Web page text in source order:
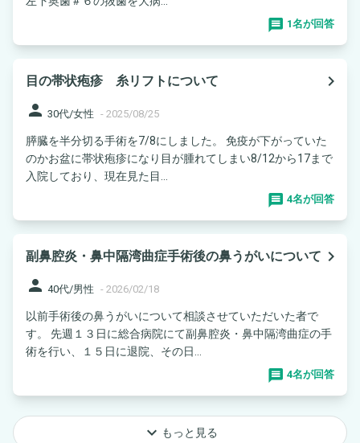
1名が回答
目の帯状疱疹 糸リフトについて
navigate_next
person 30代/女性 - 2025/08/25
膵臓を半分切る手術を7/8にしました。 免疫が下がっていた
のかお盆に帯状疱疹になり目が腫れてしまい8/12から17まで
入院しており、現在見た目...
4名が回答
副鼻腔炎・鼻中隔湾曲症手術後の鼻うがいについて navigate_next
person 40代/男性 - 2026/02/18
以前手術後の鼻うがいについて相談させていただいた者で
す。 先週１３日に総合病院にて副鼻腔炎・鼻中隔湾曲症の手
術を行い、１５日に退院、その日...
4名が回答
keyboard_arrow_down もっと見る